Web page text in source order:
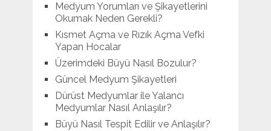
Medyum Yorumları ve Şikayetlerini
Okumak Neden Gerekli?
Kısmet Açma ve Rızık Açma Vefki
Yapan Hocalar
Üzerimdeki Büyü Nasıl Bozulur?
Güncel Medyum Şikayetleri
Dürüst Medyumlar ile Yalancı
Medyumlar Nasıl Anlaşılır?
Büyü Nasıl Tespit Edilir ve Anlaşılır?